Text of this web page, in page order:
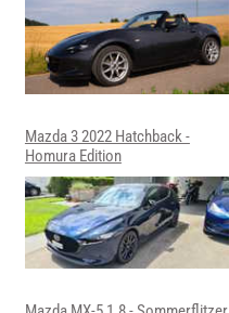
Mazda 3 2022 Hatchback -
Homura Edition